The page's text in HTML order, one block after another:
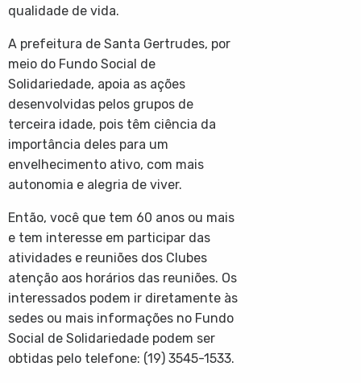
qualidade de vida.
A prefeitura de Santa Gertrudes, por
meio do Fundo Social de
Solidariedade, apoia as ações
desenvolvidas pelos grupos de
terceira idade, pois têm ciência da
importância deles para um
envelhecimento ativo, com mais
autonomia e alegria de viver.
Então, você que tem 60 anos ou mais
e tem interesse em participar das
atividades e reuniões dos Clubes
atenção aos horários das reuniões. Os
interessados podem ir diretamente às
sedes ou mais informações no Fundo
Social de Solidariedade podem ser
obtidas pelo telefone: (19) 3545-1533.